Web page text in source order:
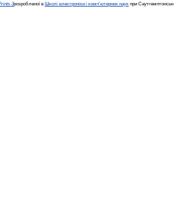
3розробленої в Школі електроніки і комп'ютерних наук при